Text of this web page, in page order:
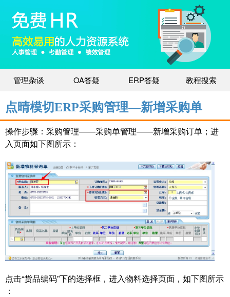
管理杂谈 OA答疑 ERP答疑 教程搜索
点晴模切ERP采购管理—新增采购单
操作步骤：采购管理——采购单管理——新增采购订单；进
入页面如下图所示：
点击“货品编码”下的选择框，进入物料选择页面，如下图所示
：